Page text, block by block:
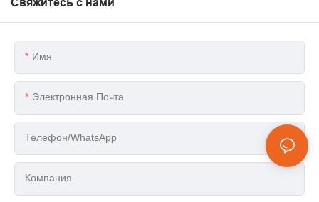
Свяжитесь с нами
Имя
Электронная Почта
Телефон/WhatsApp
Компания